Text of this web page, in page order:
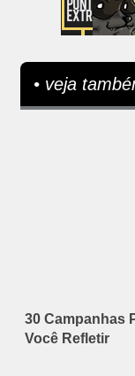
• veja
30 Campanhas
Você Refletir